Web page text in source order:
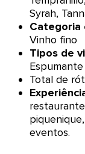
Syrah,
Categoria
Vinho fino
Tipos de
Total de
eventos.